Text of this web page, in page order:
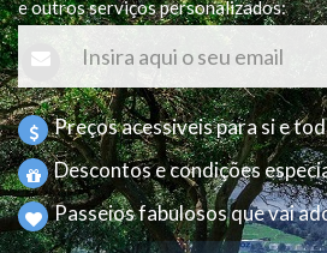
e outros serviços personalizados:
Preços acessiveis para si e
Descontos e condições
Passeios fabulosos que vai